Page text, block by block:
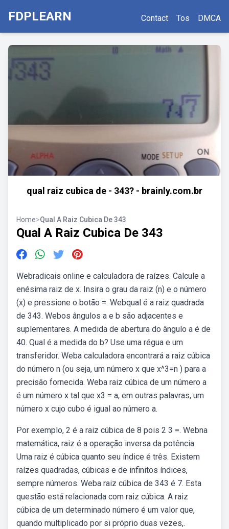
FDPLEARN Contact Tos DMCA
qual raiz cubica de - 343? - brainly.com.br
Home>Qual A Raiz Cubica De 343
Qual A Raiz Cubica De 343
Webradicais online e calculadora de raízes. Calcule a
enésima raiz de x. Insira o grau da raiz (n) e o número
(x) e pressione o botão =. Webqual é a raiz quadrada
de 343. Webos ângulos a e b são adjacentes e
suplementares. A medida de abertura do ângulo a é de
40. Qual é a medida do b? Use uma régua e um
transferidor. Weba calculadora encontrará a raiz cúbica
do número n (ou seja, um número x que x^3=n ) para a
precisão fornecida. Weba raiz cúbica de um número a
é um número x tal que x3 = a, em outras palavras, um
número x cujo cubo é igual ao número a.
Por exemplo, 2 é a raiz cúbica de 8 pois 2 3 =. Webna
matemática, raiz é a operação inversa da potência.
Uma raiz é cúbica quanto seu índice é três. Existem
raízes quadradas, cúbicas e de infinitos índices,
sempre números. Weba raiz cúbica de 343 é 7. Esta
questão está relacionada com raiz cúbica. A raiz
cúbica de um determinado número é um valor que,
quando multiplicado por si próprio duas vezes,.